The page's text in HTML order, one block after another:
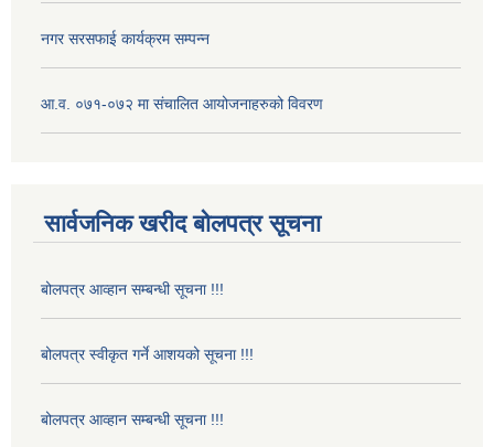
नगर सरसफाई कार्यक्रम सम्पन्न
आ.व. ०७१-०७२ मा संचालित आयोजनाहरुको विवरण
सार्वजनिक खरीद बोलपत्र सूचना
बोलपत्र आव्हान सम्बन्धी सूचना !!!
बोलपत्र स्वीकृत गर्ने आशयको सूचना !!!
बोलपत्र आव्हान सम्बन्धी सूचना !!!